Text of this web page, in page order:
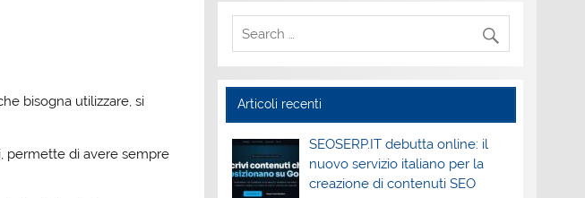
bisogna utilizzare, si
permette di avere sempre
Articoli recenti
SEOSERP.IT debutta online: il
nuovo servizio italiano per la
creazione di contenuti SEO